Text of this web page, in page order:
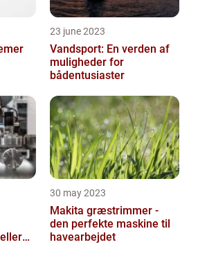
23 june 2023
Vandsport: En verden af
muligheder for
bådentusiaster
30 may 2023
Makita græstrimmer -
den perfekte maskine til
havearbejdet